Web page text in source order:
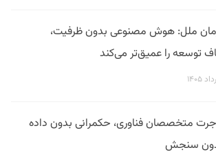
ملل: هوش مصنوعی بدون ظرفیت،
توسعه را عمیق‌تر می‌کند
متخصصان فناوری، حکمرانی بدون داده
سنجش